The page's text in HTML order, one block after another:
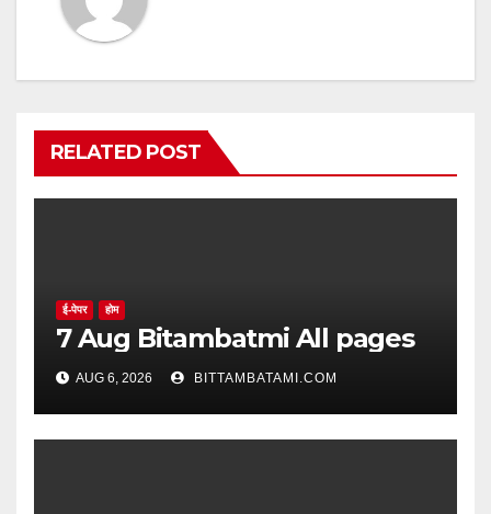
RELATED POST
ई-पेपर होम
7 Aug Bitambatmi All pages
AUG 6, 2026 BITTAMBATAMI.COM